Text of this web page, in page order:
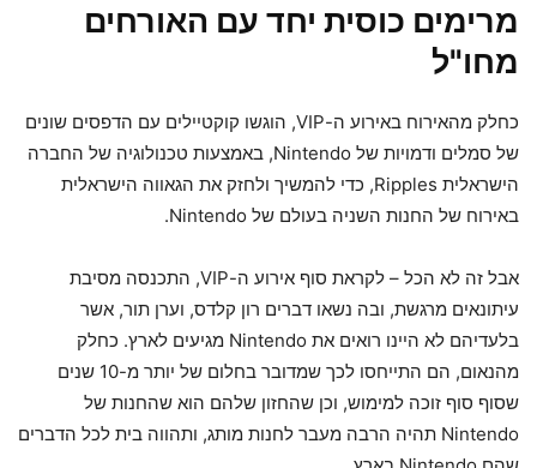
מרימים כוסית יחד עם האורחים
מחו"ל
כחלק מהאירוח באירוע ה-VIP, הוגשו קוקטיילים עם הדפסים שונים
של סמלים ודמויות של Nintendo, באמצעות טכנולוגיה של החברה
הישראלית Ripples, כדי להמשיך ולחזק את הגאווה הישראלית
באירוח של החנות השניה בעולם של Nintendo.
אבל זה לא הכל – לקראת סוף אירוע ה-VIP, התכנסה מסיבת
עיתונאים מרגשת, ובה נשאו דברים רון קלדס, וערן תור, אשר
בלעדיהם לא היינו רואים את Nintendo מגיעים לארץ. כחלק
מהנאום, הם התייחסו לכך שמדובר בחלום של יותר מ-10 שנים
שסוף סוף זוכה למימוש, וכן שהחזון שלהם הוא שהחנות של
Nintendo תהיה הרבה מעבר לחנות מותג, ותהווה בית לכל הדברים